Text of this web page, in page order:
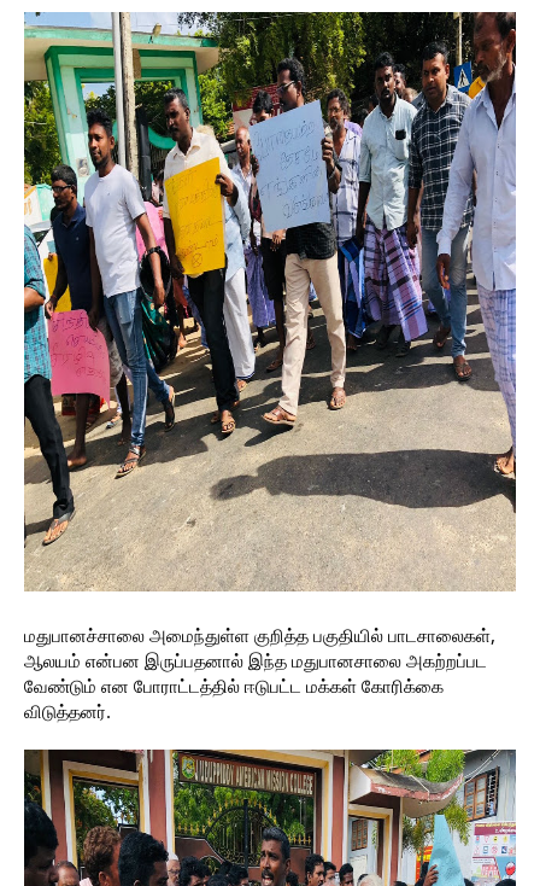
மதுபானச்சாலை அமைந்துள்ள குறித்த பகுதியில் பாடசாலைகள்,
ஆலயம் என்பன இருப்பதனால் இந்த மதுபானசாலை அகற்றப்பட
வேண்டும் என போராட்டத்தில் ஈடுபட்ட மக்கள் கோரிக்கை
விடுத்தனர்.